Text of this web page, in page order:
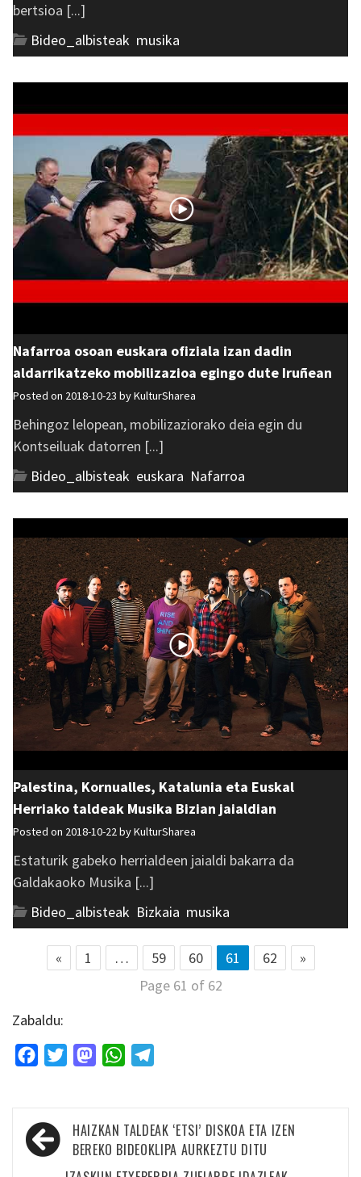
bertsioa [...]
Bideo_albisteak musika
Nafarroa osoan euskara ofiziala izan dadin
aldarrikatzeko mobilizazioa egingo dute Iruñean
Posted on 2018-10-23 byKulturSharea
Behingoz lelopean, mobilizaziorako deia egin du
Kontseiluak datorren [...]
Bideo_albisteak euskara Nafarroa
Palestina, Kornualles, Katalunia eta Euskal
Herriako taldeak Musika Bizian jaialdian
Posted on 2018-10-22 byKulturSharea
Estaturik gabeko herrialdeen jaialdi bakarra da
Galdakaoko Musika [...]
Bideo_albisteak Bizkaia musika
« 1 … 59 60 61 62
»
Page 61 of 62
Zabaldu:
FacebookTwitterMastodonWhatsApp
Bidalketetan
zehar
HAIZKAN TALDEAK ‘ETSI’ DISKOA ETA IZEN
BEREKO BIDEOKLIPA AURKEZTU DITU